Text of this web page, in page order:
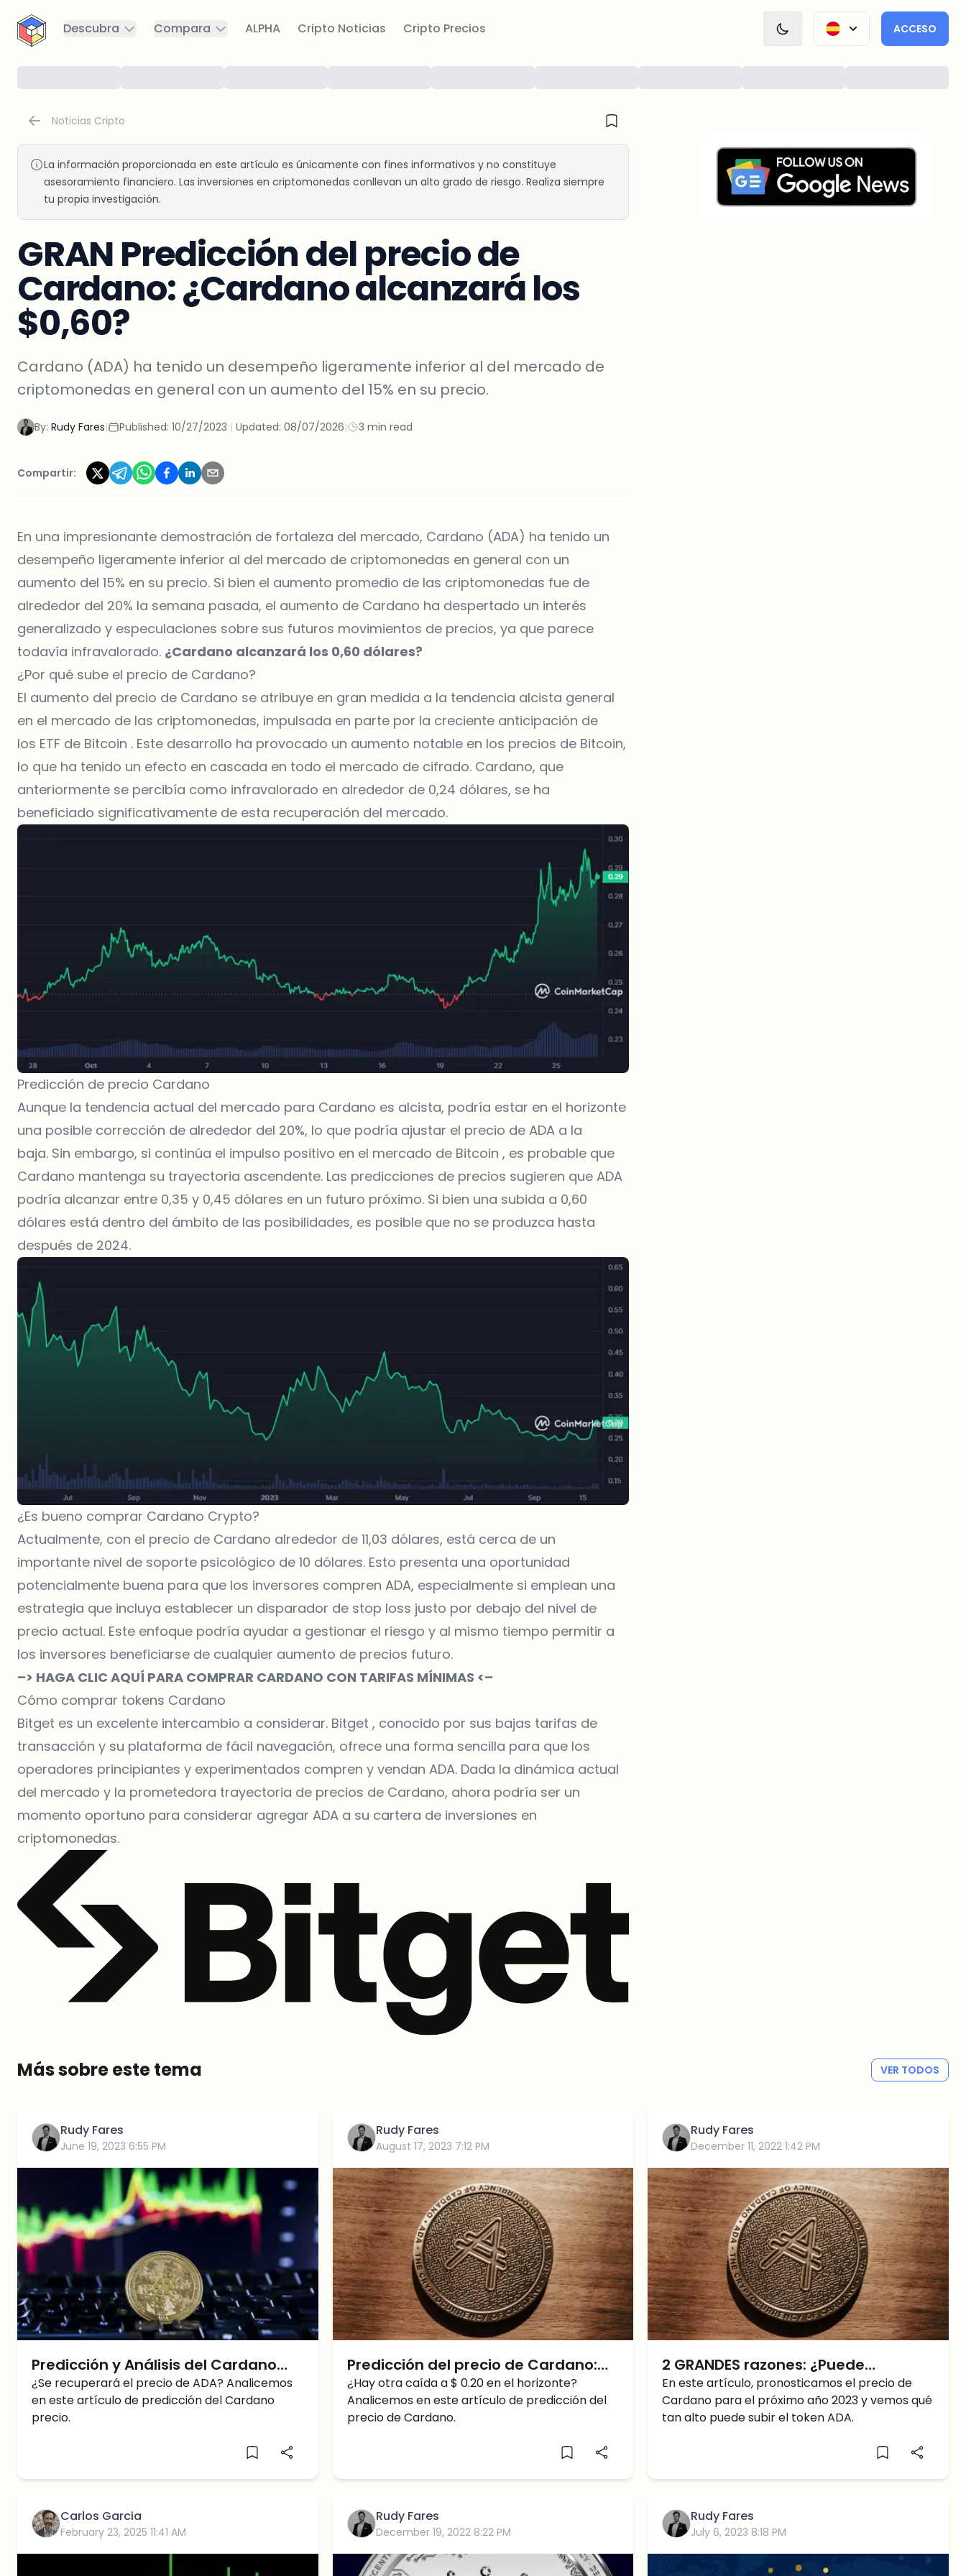
CryptoTicker
Descubra
Compara ALPHA Cripto Noticias Cripto Precios ACCESO
Noticias Cripto
La información proporcionada en este artículo es únicamente con fines informativos y no constituye
asesoramiento financiero. Las inversiones en criptomonedas conllevan un alto grado de riesgo. Realiza siempre
tu propia investigación.
GRAN Predicción del precio de
Cardano: ¿Cardano alcanzará los
$0,60?
Cardano (ADA) ha tenido un desempeño ligeramente inferior al del mercado de
criptomonedas en general con un aumento del 15% en su precio.
By: Rudy Fares| Published: 10/27/2023 | Updated: 08/07/2026| 3 min read
Compartir:
En una impresionante demostración de fortaleza del mercado, Cardano (ADA) ha tenido un
desempeño ligeramente inferior al del mercado de criptomonedas en general con un
aumento del 15% en su precio. Si bien el aumento promedio de las criptomonedas fue de
alrededor del 20% la semana pasada, el aumento de Cardano ha despertado un interés
generalizado y especulaciones sobre sus futuros movimientos de precios, ya que parece
todavía infravalorado. ¿Cardano alcanzará los 0,60 dólares?
¿Por qué sube el precio de Cardano?
El aumento del precio de Cardano se atribuye en gran medida a la tendencia alcista general
en el mercado de las criptomonedas, impulsada en parte por la creciente anticipación de
los ETF de Bitcoin . Este desarrollo ha provocado un aumento notable en los precios de Bitcoin,
lo que ha tenido un efecto en cascada en todo el mercado de cifrado. Cardano, que
anteriormente se percibía como infravalorado en alrededor de 0,24 dólares, se ha
beneficiado significativamente de esta recuperación del mercado.
Predicción de precio Cardano
Aunque la tendencia actual del mercado para Cardano es alcista, podría estar en el horizonte
una posible corrección de alrededor del 20%, lo que podría ajustar el precio de ADA a la
baja. Sin embargo, si continúa el impulso positivo en el mercado de Bitcoin , es probable que
Cardano mantenga su trayectoria ascendente. Las predicciones de precios sugieren que ADA
podría alcanzar entre 0,35 y 0,45 dólares en un futuro próximo. Si bien una subida a 0,60
dólares está dentro del ámbito de las posibilidades, es posible que no se produzca hasta
después de 2024.
¿Es bueno comprar Cardano Crypto?
Actualmente, con el precio de Cardano alrededor de 11,03 dólares, está cerca de un
importante nivel de soporte psicológico de 10 dólares. Esto presenta una oportunidad
potencialmente buena para que los inversores compren ADA, especialmente si emplean una
estrategia que incluya establecer un disparador de stop loss justo por debajo del nivel de
precio actual. Este enfoque podría ayudar a gestionar el riesgo y al mismo tiempo permitir a
los inversores beneficiarse de cualquier aumento de precios futuro.
–> HAGA CLIC AQUÍ PARA COMPRAR CARDANO CON TARIFAS MÍNIMAS <–
Cómo comprar tokens Cardano
Bitget es un excelente intercambio a considerar. Bitget , conocido por sus bajas tarifas de
transacción y su plataforma de fácil navegación, ofrece una forma sencilla para que los
operadores principiantes y experimentados compren y vendan ADA. Dada la dinámica actual
del mercado y la prometedora trayectoria de precios de Cardano, ahora podría ser un
momento oportuno para considerar agregar ADA a su cartera de inversiones en
criptomonedas.
Más sobre este tema VER TODOS
Rudy Fares
June 19, 2023 6:55 PM
Predicción y Análisis del Cardano
Precio: ¿Se recuperará el precio de
ADA?
¿Se recuperará el precio de ADA? Analicemos
en este artículo de predicción del Cardano
precio.
Rudy Fares
August 17, 2023 7:12 PM
Predicción del precio de Cardano:
¿ADA CRASH a $0,20?
¿Hay otra caída a $ 0.20 en el horizonte?
Analicemos en este artículo de predicción del
precio de Cardano.
Rudy Fares
December 11, 2022 1:42 PM
2 GRANDES razones: ¿Puede
Cardano alcanzar $ 1.50 en 2023?
En este artículo, pronosticamos el precio de
Cardano para el próximo año 2023 y vemos qué
tan alto puede subir el token ADA.
Carlos Garcia
February 23, 2025 11:41 AM
Rudy Fares
December 19, 2022 8:22 PM
Rudy Fares
July 6, 2023 8:18 PM